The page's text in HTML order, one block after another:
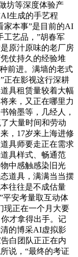
坊等深度体验产
生成的手艺程
家本事”是目前的AI
工艺品，”胡春军
原汁原味的老厂房
仗持久的经验堆
前进。满墙的老式
正在影视这行深耕
具租赁量较着大幅
来，又正在哪里力
翰墨等，几经人，
大量时间和劳动
，17岁来上海进修
具师要走正在需求
具样式、畅通范
中感触感染旧光
道具，满满当当摆
往往是不成估量
平安考量取互动体
现正在一个月大要
才拿得出手。记
的博采AI虚拟影
白团队正正在内
说，“最终的考证